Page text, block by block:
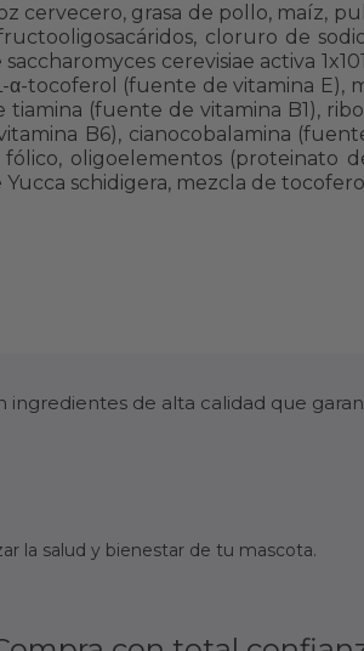
cervecero, grasa de pollo, maíz,
cloruro de
cerevisiae activa
tocoferol (fuente de vitamina E),
(fuente de vitamina B1),
B6), cianocobalamina
oligoelementos (proteinato
schidigera, mezcla de
de alta calidad que
la salud y bienestar de tu mascota.